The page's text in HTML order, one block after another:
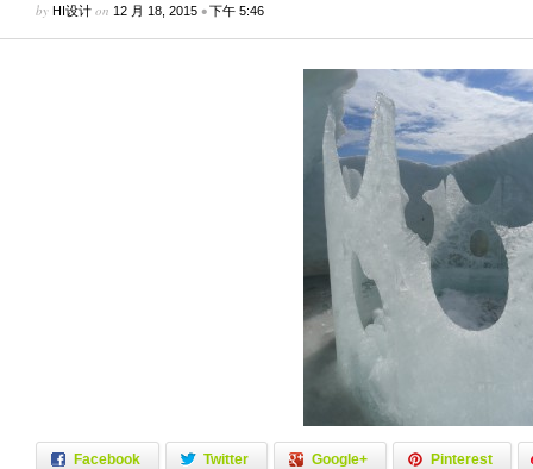
by HI设计 on 12 月 18, 2015 •下午 5:46
Facebook Twitter Google+ Pinterest